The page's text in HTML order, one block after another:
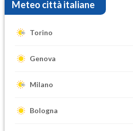
Meteo città italiane
Torino
Genova
Milano
Bologna